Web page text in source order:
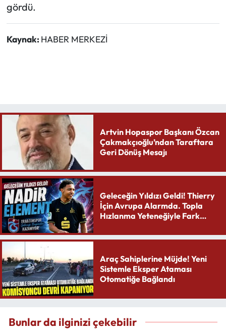
gördü.
Kaynak: HABER MERKEZİ
Artvin Hopaspor Başkanı Özcan
Çakmakçıoğlu’ndan Taraftara
Geri Dönüş Mesajı
Geleceğin Yıldızı Geldi! Thierry
İçin Avrupa Alarmda. Topla
Hızlanma Yeteneğiyle Fark
Araç Sahiplerine Müjde! Yeni
Sistemle Eksper Ataması
Otomatiğe Bağlandı
Bunlar da ilginizi çekebilir